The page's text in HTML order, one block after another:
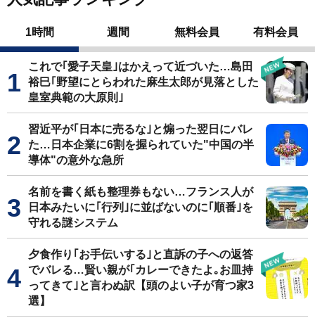
1時間 週間 無料会員 有料会員
これで｢愛子天皇｣はかえって近づいた…島田
裕巳｢野望にとらわれた麻生太郎が見落とした
皇室典範の大原則｣
習近平が｢日本に売るな｣と煽った翌日にバレ
た…日本企業に6割を握られていた"中国の半
導体"の意外な急所
名前を書く紙も整理券もない…フランス人が
日本みたいに｢行列｣に並ばないのに｢順番｣を
守れる謎システム
夕食作り｢お手伝いする｣と直訴の子への返答
でバレる…賢い親が｢カレーできたよ｡お皿持
ってきて｣と言わぬ訳【頭のよい子が育つ家3
選】